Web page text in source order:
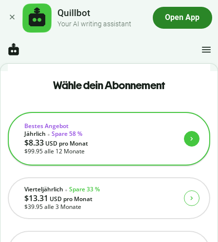
Quillbot
Your AI writing assistant
Open App
Wähle dein Abonnement
Vierteljährlich Spare 33 %
$13.31 USD pro Monat
$39.95alle 3 Monate
Bestes Angebot
Jährlich
Spare 58 %
$8.33 USD pro Monat
$99.95alle 12 Monate